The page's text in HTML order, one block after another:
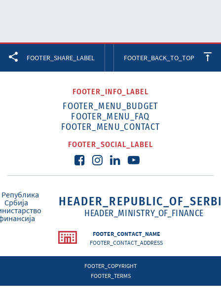
FOOTER_SHARE_LABEL FOOTER_BACK_TO_TOP
FOOTER_INFO_LABEL
FOOTER_MENU_BUDGET
FOOTER_MENU_FAQ
FOOTER_MENU_CONTACT
FOOTER_SOCIAL_LABEL
HEADER_MINISTRY_OF_FINANCE
FOOTER_CONTACT_NAME
FOOTER_CONTACT_ADDRESS
FOOTER_COPYRIGHT
FOOTER_TERMS